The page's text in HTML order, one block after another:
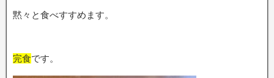
黙々と食べすすめます。
完食です。